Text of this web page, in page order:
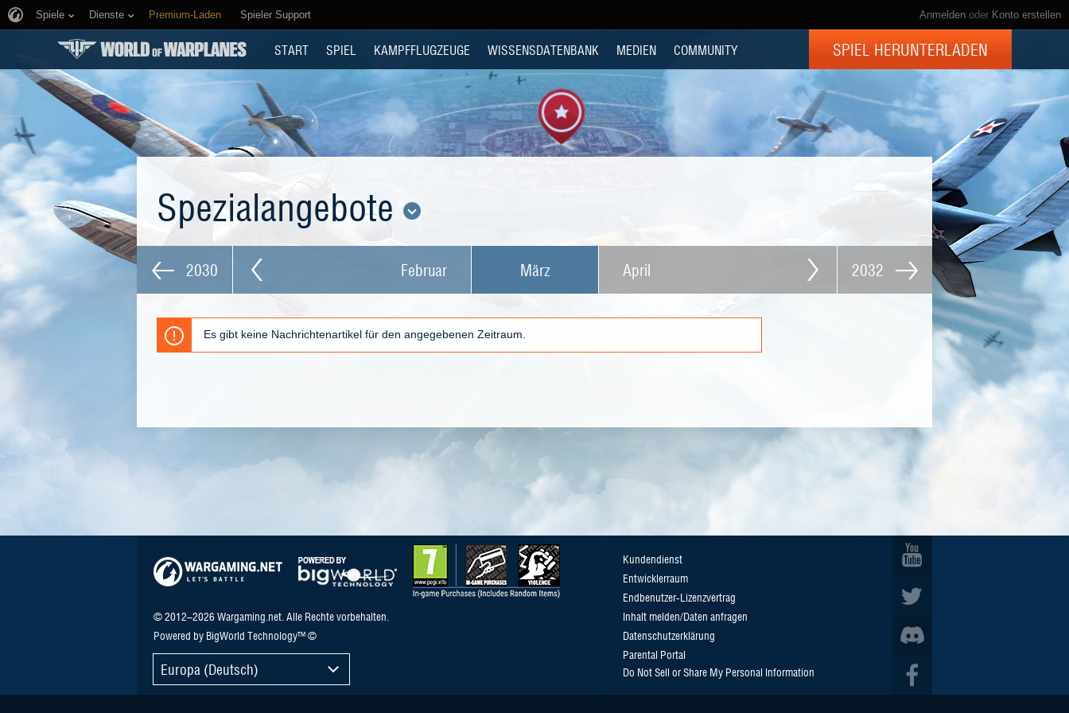
Anmelden oder Konto erstellen
Spiele Dienste Premium-Laden Spieler Support
START SPIEL KAMPFFLUGZEUGE WISSENSDATENBANK MEDIEN COMMUNITY SPIEL HERUNTERLADEN
Spezialangebote
2030 Februar März April 2032
Es gibt keine Nachrichtenartikel für den angegebenen Zeitraum.
© 2012–2026 Wargaming.net. Alle Rechte vorbehalten.
Powered by BigWorld Technology™ ©
Europa (Deutsch)
Kundendienst
Entwicklerraum
Endbenutzer-Lizenzvertrag
Inhalt melden/Daten anfragen
Datenschutzerklärung
Parental Portal
Do Not Sell or Share My Personal Information